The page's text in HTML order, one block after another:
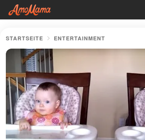
STARTSEITE ENTERTAINMENT